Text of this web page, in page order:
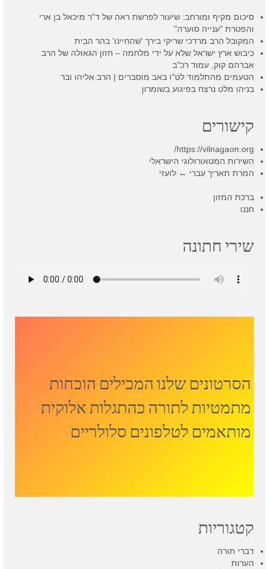
סיכום מקיף ומורחב: שיעור לפרשת ראה של ד"ר מיכאל בן ארי
והפטרת "ענייה סוערה"
המקובל הרב מרדכי שריקי בירך 'שהחיינו' בהר הבית
כיבוש ארץ ישראל שלא על ידי מלחמה – חזון הגאולה של הרב
אברהם קוק, עמוד רכ"ב
הטעמים מהתלמוד לט"ו באב מוסברים | הרב אליהו ובר
בניהו מלט נרצח בפיגוע בשומרון
קישורים
https://vilnagaon.org/
השירות המטאורולוגי הישראלי
המרת תאריך עברי ↔ לועזי
ברכת המזון
חננו
שירי חתונה
הסרטונים שלנו המכילים הוכחות
מתמטיות לתורה כהתגלות אלוקית
מותאמים לטלפונים סלולריים
קטגוריות
דברי תורה
הערות